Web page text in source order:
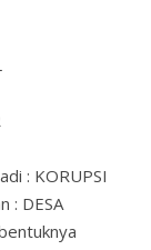
: KORUPSI
: DESA